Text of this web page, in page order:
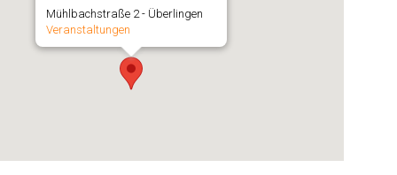
Mühlbachstraße 2 - Überlingen
Veranstaltungen